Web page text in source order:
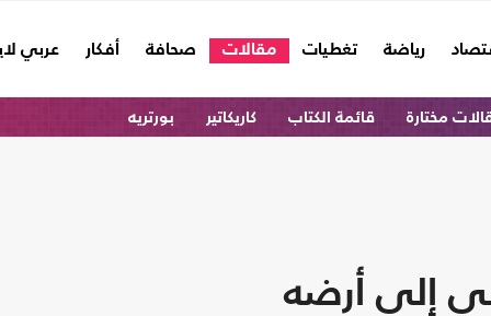
رياضة تغطيات مقالات صحافة أفكار عربي
مختارة قائمة الكتاب كاريكاتير بورتريه
إلى أرضه